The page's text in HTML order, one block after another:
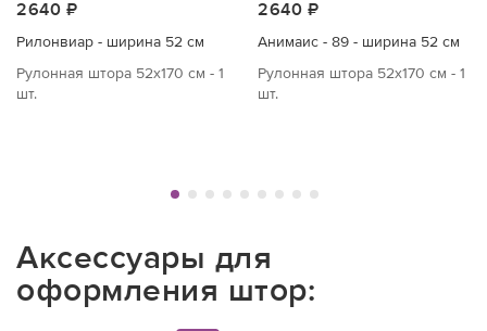
2640 ₽
Рилонвиар - ширина 52 см
Рулонная штора 52х170 см - 1
шт.
2640 ₽
Анимаис - 89 - ширина 52 см
Рулонная штора 52х170 см - 1
шт.
Аксессуары для
оформления штор: